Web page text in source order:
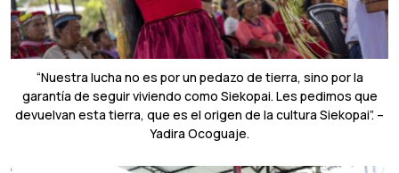
“Nuestra lucha no es por un pedazo de tierra, sino por la
garantía de seguir viviendo como Siekopai. Les pedimos que
devuelvan esta tierra, que es el origen de la cultura Siekopai”. –
Yadira Ocoguaje.